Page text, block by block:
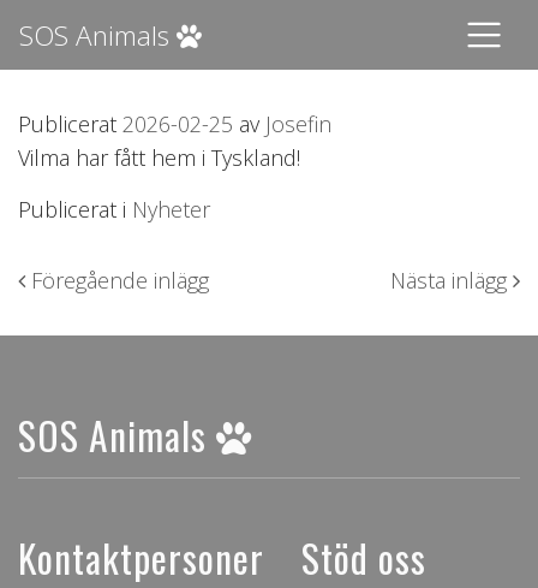
SOS Animals
Publicerat 2026-02-25 av Josefin
Vilma har fått hem i Tyskland!
Publicerat i Nyheter
Inläggsnavigering
Föregående inlägg Nästa inlägg
SOS Animals
Kontaktpersoner Stöd oss